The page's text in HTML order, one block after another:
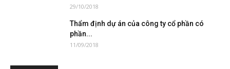
29/10/2018
Thẩm định dự án của công ty cổ phần có
phần...
11/09/2018